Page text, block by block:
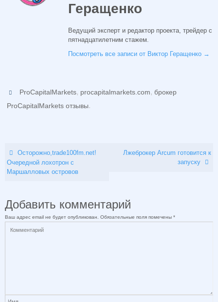
Геращенко
Ведущий эксперт и редактор проекта, трейдер с
пятнадцатилетним стажем.
Посмотреть все записи от Виктор Геращенко →
ProCapitalMarkets, procapitalmarkets.com,брокер
ProCapitalMarkets отзывы.
Осторожно,trade100fm.net!
Очередной лохотрон с
Маршалловых островов
Лжеброкер Arcum готовится к
запуску
Добавить комментарий
Ваш адрес email не будет опубликован. Обязательные поля помечены *